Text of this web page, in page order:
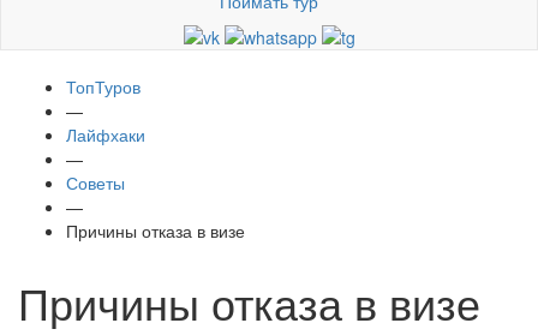
ТопТуров
—
Лайфхаки
—
Советы
—
Причины отказа в визе
Причины отказа в визе